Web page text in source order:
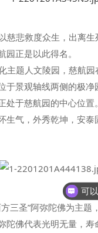
慈悲救度众生，出离生
园正是以此得名。
主题人文陵园，慈航园
于景观轴线两侧的极
处于慈航园的中心位
生气，外秀乾坤，安泰
三圣”阿弥陀佛为主题
陀佛代表光明无量，寿